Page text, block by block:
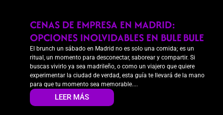
CENAS DE EMPRESA EN MADRID:
OPCIONES INOLVIDABLES EN BULE BULE
El brunch un sábado en Madrid no es solo una comida; es un
ritual, un momento para desconectar, saborear y compartir. Si
buscas vivirlo ya sea madrileño, o como un viajero que quiere
experimentar la ciudad de verdad, esta guía te llevará de la mano
para que tu momento sea memorable....
LEER MÁS